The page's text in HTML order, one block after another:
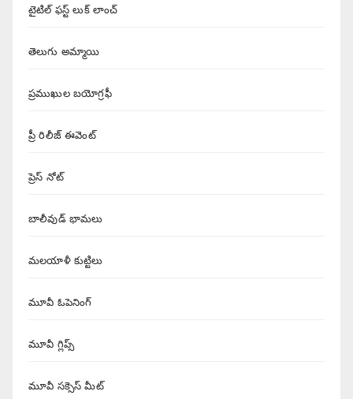
టైటిల్ ఫస్ట్ లుక్ లాంచ్
తెలుగు అమ్మాయి
ప్రముఖుల బయోగ్రఫీ
ప్రీ రిలీజ్ ఈవెంట్
ప్రెస్ నోట్
బాలీవుడ్ భామలు
మలయాళీ కుట్టిలు
మూవీ ఓపెనింగ్
మూవీ గ్లిప్స్
మూవీ సక్సెస్ మీట్